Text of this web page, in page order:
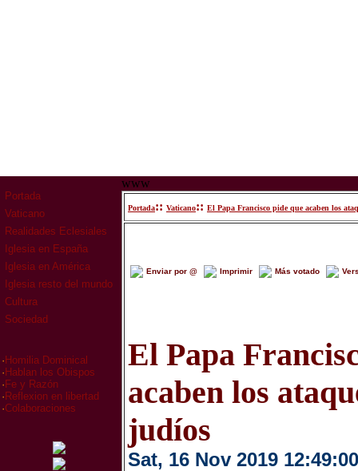
Portada
Vaticano
Realidades Eclesiales
Iglesia en España
Iglesia en América
Iglesia resto del mundo
Cultura
Sociedad
· Homilia Dominical
· Hablan los Obispos
· Fe y Razón
· Reflexion en libertad
·Colaboraciones
www
Portada:: Vaticano:: El Papa Francisco pide que acaben los
Enviar por @ Imprimir Más votado
El Papa
acaben los
judíos
Sat, 16 Nov 2019 12:49:00